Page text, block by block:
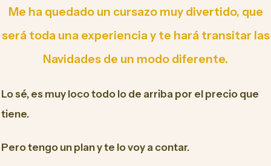
Me ha quedado un cursazo muy divertido, que
será toda una experiencia yte hará transitar las
Navidades de un modo diferente.
Lo sé, es muy loco todo lo de arriba por el precio que
tiene.
Pero tengo un plan y te lo voy a contar.